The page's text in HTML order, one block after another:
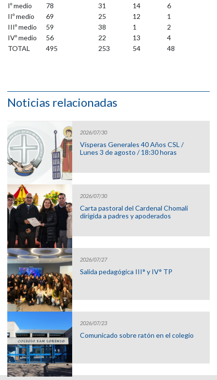
Iº medio
78 31 14
6
IIº medio
69 25 12
1
IIIº medio
59 38 1
2
IVº medio
56 22 13
4
TOTAL
495 253 54 48
Noticias relacionadas
2026/07/30
Vísperas Generales 40 Años CSL /
Lunes 3 de agosto / 18:30 horas
2026/07/30
Carta pastoral del Cardenal Chomali
dirigida a padres y apoderados
2026/07/27
Salida pedagógica III° y IV° TP
2026/07/23
Comunicado sobre ratón en el colegio